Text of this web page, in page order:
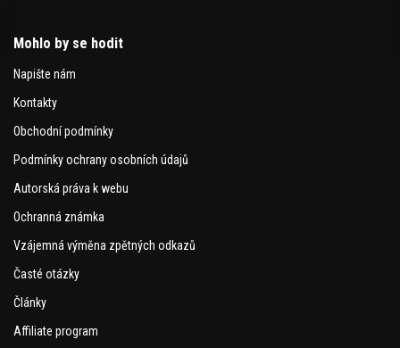
Mohlo by se hodit
Napište nám
Kontakty
Obchodní podmínky
Podmínky ochrany osobních údajů
Autorská práva k webu
Ochranná známka
Vzájemná výměna zpětných odkazů
Časté otázky
Články
Affiliate program